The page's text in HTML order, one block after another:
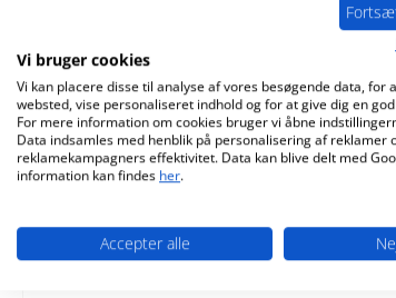
Vi bruger cookies
Vi kan placere disse til analyse af vores besøgende data, for
websted, vise personaliseret indhold og for at give dig en
For mere information om cookies bruger vi åbne
Data indsamles med henblik på personalisering af reklamer
reklamekampagners effektivitet. Data kan blive delt med
information kan findes her.
Accepter alle